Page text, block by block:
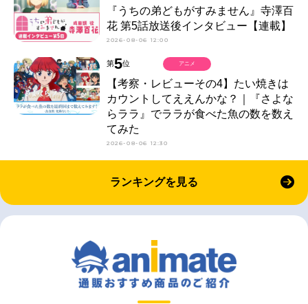
『うちの弟どもがすみません』寺澤百
花 第5話放送後インタビュー【連載】
2026-08-06 12:00
第5位
【考察・レビューその4】たい焼きは
カウントしてええんかな？｜『さよな
らララ』でララが食べた魚の数を数え
てみた
2026-08-06 12:30
アニメ
ランキングを見る